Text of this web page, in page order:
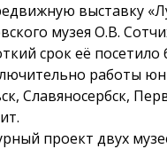
выставку
музея О.В.
срок её
работы
Славяносербск,
проект двух